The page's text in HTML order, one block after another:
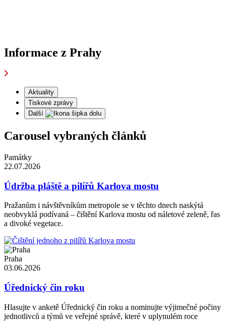
Informace z Prahy
Aktuality
Tiskové zprávy
Další
Carousel vybraných článků
Památky
22.07.2026
Údržba pláště a pilířů Karlova mostu
Pražanům i návštěvníkům metropole se v těchto dnech naskýtá
neobvyklá podívaná – čištění Karlova mostu od náletové zeleně, řas
a divoké vegetace.
Praha
03.06.2026
Úřednický čin roku
Hlasujte v anketě Úřednický čin roku a nominujte výjimečné počiny
jednotlivců a týmů ve veřejné správě, které v uplynulém roce